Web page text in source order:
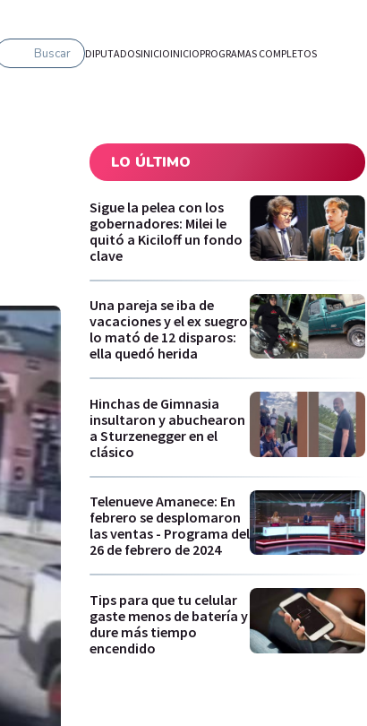
Buscar DIPUTADOSINICIOINICIOPROGRAMAS COMPLETOS
LO ÚLTIMO
Sigue la pelea con los
gobernadores: Milei le
quitó a Kiciloff un fondo
clave
Una pareja se iba de
vacaciones y el ex suegro
lo mató de 12 disparos:
ella quedó herida
Hinchas de Gimnasia
insultaron y abuchearon
a Sturzenegger en el
clásico
Telenueve Amanece: En
febrero se desplomaron
las ventas - Programa del
26 de febrero de 2024
Tips para que tu celular
gaste menos de batería y
dure más tiempo
encendido